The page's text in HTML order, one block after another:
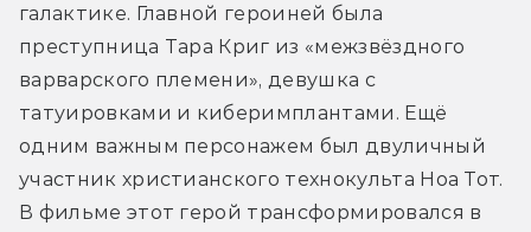
галактике. Главной героиней была
преступница Тара Криг из «межзвёздного
варварского племени», девушка с
татуировками и киберимплантами. Ещё
одним важным персонажем был двуличный
участник христианского технокульта Ноа Тот.
В фильме этот герой трансформировался в